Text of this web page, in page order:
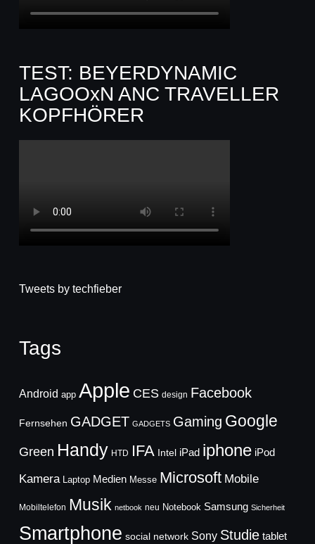
TEST: BEYERDYNAMIC
LAGOOxN ANC TRAVELLER
KOPFHÖRER
Tweets by techfieber
Tags
Android app Apple CES design Facebook
Fernsehen GADGET GADGETS Gaming Google
Green Handy HTD IFA Intel iPad iphone iPod
Kamera Laptop Medien Messe Microsoft Mobile
Mobiltelefon Musik netbook neu Notebook Samsung Sicherheit
Smartphone social network Sony Studie tablet